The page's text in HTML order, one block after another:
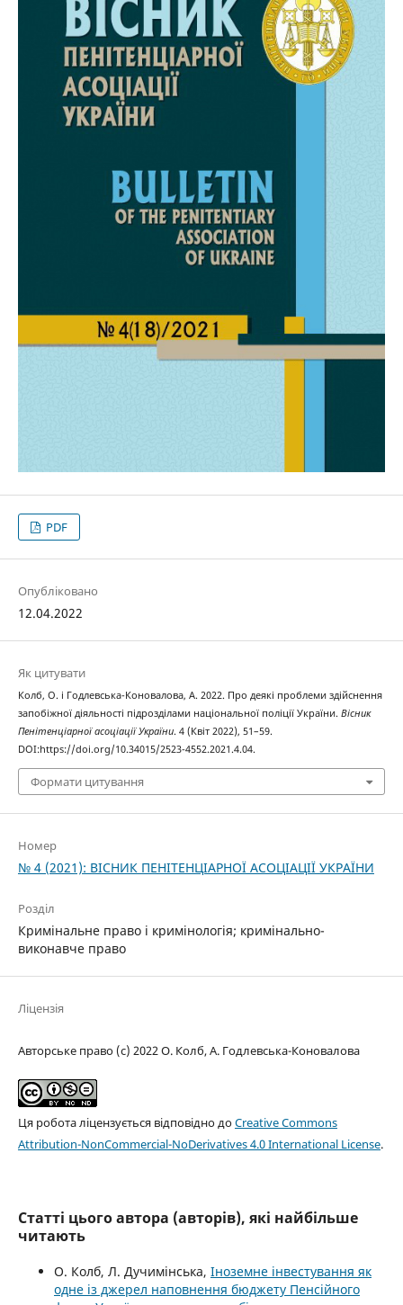
PDF
Опубліковано
12.04.2022
Як цитувати
Колб, О. і Годлевська-Коновалова, А. 2022. Про деякі проблеми здійснення
запобіжної діяльності підрозділами національної поліції України. Вісник
Пенітенціарної асоціації України. 4 (Квіт 2022), 51–59.
DOI:https://doi.org/10.34015/2523-4552.2021.4.04.
Формати цитування
Номер
№ 4 (2021): ВІСНИК ПЕНІТЕНЦІАРНОЇ АСОЦІАЦІЇ УКРАЇНИ
Розділ
Кримінальне право і кримінологія; кримінально-
виконавче право
Ліцензія
Авторське право (c) 2022 О. Колб, А. Годлевська-Коновалова
Ця робота ліцензується відповідно доCreative Commons
Attribution-NonCommercial-NoDerivatives 4.0 International License.
Статті цього автора (авторів), які найбільше
читають
О. Колб, Л. Дучимінська, Іноземне інвестування як
одне із джерел наповнення бюджету Пенсійного